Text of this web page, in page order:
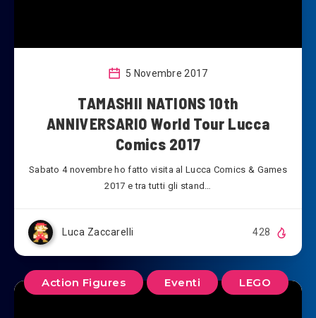
5 Novembre 2017
TAMASHII NATIONS 10th
ANNIVERSARIO World Tour Lucca
Comics 2017
Sabato 4 novembre ho fatto visita al Lucca Comics & Games
2017 e tra tutti gli stand…
Luca Zaccarelli 428
Action Figures Eventi LEGO